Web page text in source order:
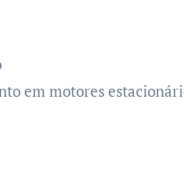
em motores